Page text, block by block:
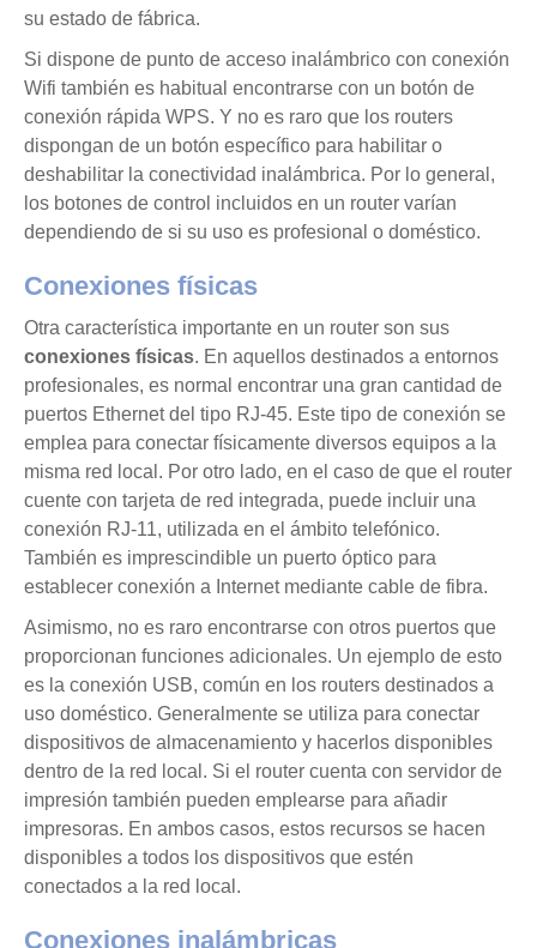
su estado de fábrica.
Si dispone de punto de acceso inalámbrico con conexión
Wifi también es habitual encontrarse con un botón de
conexión rápida WPS. Y no es raro que los routers
dispongan de un botón específico para habilitar o
deshabilitar la conectividad inalámbrica. Por lo general,
los botones de control incluidos en un router varían
dependiendo de si su uso es profesional o doméstico.
Conexiones físicas
Otra característica importante en un router son sus
conexiones físicas. En aquellos destinados a entornos
profesionales, es normal encontrar una gran cantidad de
puertos Ethernet del tipo RJ-45. Este tipo de conexión se
emplea para conectar físicamente diversos equipos a la
misma red local. Por otro lado, en el caso de que el router
cuente con tarjeta de red integrada, puede incluir una
conexión RJ-11, utilizada en el ámbito telefónico.
También es imprescindible un puerto óptico para
establecer conexión a Internet mediante cable de fibra.
Asimismo, no es raro encontrarse con otros puertos que
proporcionan funciones adicionales. Un ejemplo de esto
es la conexión USB, común en los routers destinados a
uso doméstico. Generalmente se utiliza para conectar
dispositivos de almacenamiento y hacerlos disponibles
dentro de la red local. Si el router cuenta con servidor de
impresión también pueden emplearse para añadir
impresoras. En ambos casos, estos recursos se hacen
disponibles a todos los dispositivos que estén
conectados a la red local.
Conexiones inalámbricas